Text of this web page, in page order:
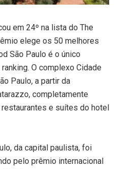
em 24º na lista do The
elege os 50 melhores
São Paulo é o único
O complexo Cidade
Paulo, a partir da
completamente
restaurantes e suítes do hotel
da capital paulista, foi
pelo prêmio internacional